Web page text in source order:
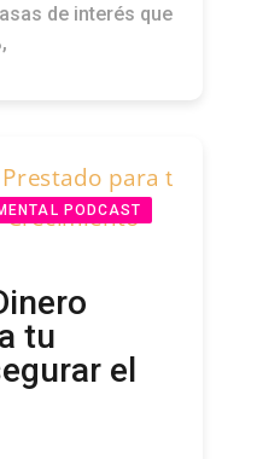
de interés que
PODCAST
tu
el